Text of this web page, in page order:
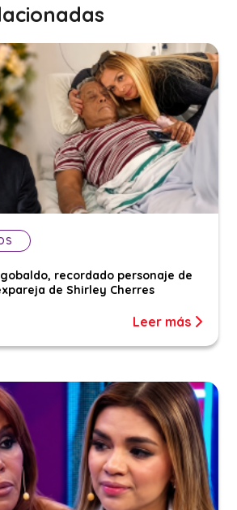
recordado personaje de
de Shirley Cherres
Leer más